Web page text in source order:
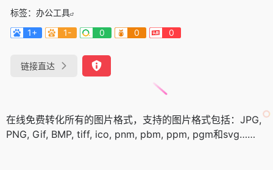
标签： 办公工具
1+
1- 0 0 0
链接直达
在线免费转化所有的图片格式，支持的图片格式包括：JPG,
PNG, Gif, BMP, tiff, ico, pnm, pbm, ppm, pgm和svg……